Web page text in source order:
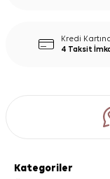
Kredi
4 Taksit
Kategoriler